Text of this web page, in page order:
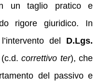
un taglio pratico e
rigore giuridico. In
del D.Lgs.
correttivo ter), che
del passivo e